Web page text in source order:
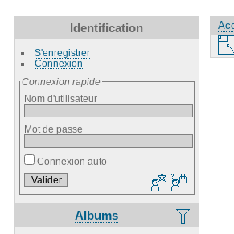
Identification
S'enregistrer
Connexion
Connexion rapide
Nom d'utilisateur
Mot de passe
Connexion auto
Albums